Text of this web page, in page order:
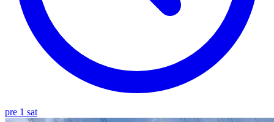
pre 1 sat